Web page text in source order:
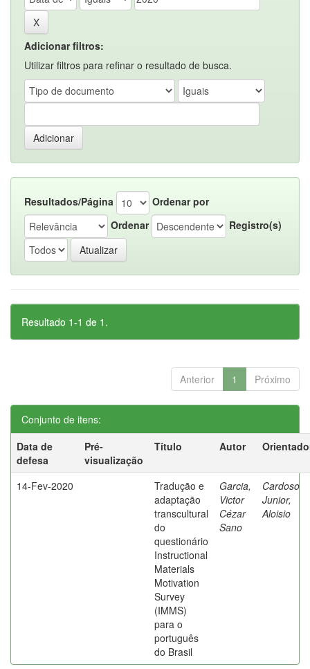
Adicionar filtros:
Utilizar filtros para refinar o resultado de busca.
Resultados/Página
Ordenar por
Ordenar
Registro(s)
Resultado 1-1 de 1.
Anterior 1 Próximo
Conjunto de itens:
Data de
defesa
Pré-
visualização
Título Autor
14-Fev-2020
Tradução e
adaptação
transcultural
do
questionário
Instructional
Materials
Motivation
Survey
(IMMS)
para o
português
do Brasil
Garcia,
Victor
Cézar
Sano
Cardoso
Junior,
Aloisio